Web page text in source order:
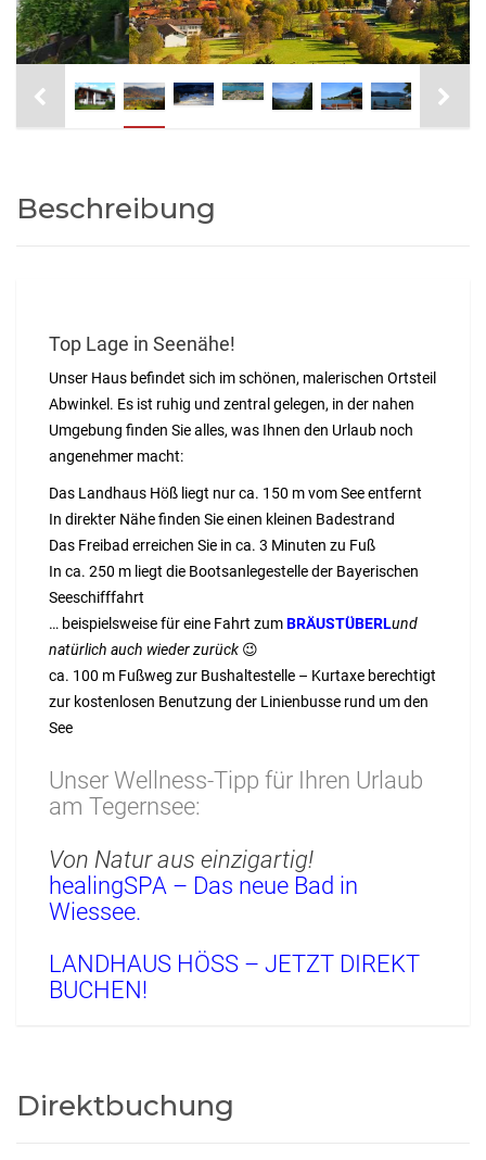
Beschreibung
Top Lage in Seenähe!
Unser Haus befindet sich im schönen, malerischen Ortsteil
Abwinkel. Es ist ruhig und zentral gelegen, in der nahen
Umgebung finden Sie alles, was Ihnen den Urlaub noch
angenehmer macht:
Das Landhaus Höß liegt nur ca. 150 m vom See entfernt
In direkter Nähe finden Sie einen kleinen Badestrand
Das Freibad erreichen Sie in ca. 3 Minuten zu Fuß
In ca. 250 m liegt die Bootsanlegestelle der Bayerischen
Seeschifffahrt
… beispielsweise für eine Fahrt zumBRÄUSTÜBERLund
natürlich auch wieder zurück 😉
ca. 100 m Fußweg zur Bushaltestelle – Kurtaxe berechtigt
zur kostenlosen Benutzung der Linienbusse rund um den
See
Unser Wellness-Tipp für Ihren Urlaub
am Tegernsee:
Von Natur aus einzigartig!
healingSPA – Das neue Bad in
Wiessee.
LANDHAUS HÖSS – JETZT DIREKT
BUCHEN!
Direktbuchung